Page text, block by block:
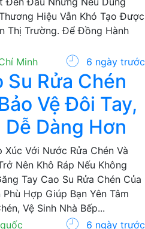
Đến Đâu Nhưng Nếu Dùng
Hiệu Vẫn Khó Tạo Được
Thị Trường. Để Đồng Hành
Minh 6 ngày trước
Su Rửa Chén
Vệ Đôi Tay,
Dàng Hơn
Với Nước Rửa Chén Và
Nên Khô Ráp Nếu Không
Tay Cao Su Rửa Chén Của
Hợp Giúp Bạn Yên Tâm
Vệ Sinh Nhà Bếp...